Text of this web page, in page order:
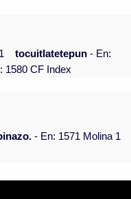
tocuitlatetepun - En:
1580 CF Index
- En: 1571 Molina 1